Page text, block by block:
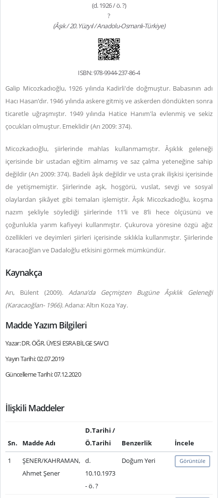
(d. 1926 / ö. ?)
?
(Âşık / 20. Yüzyıl / Anadolu-Osmanlı-Türkiye)
ISBN: 978-9944-237-86-4
Galip Micozkadıoğlu, 1926 yılında Kadirli'de doğmuştur. Babasının adı
Hacı Hasan’dır. 1946 yılında askere gitmiş ve askerden döndükten sonra
ticaretle uğraşmıştır. 1949 yılında Hatice Hanım'la evlenmiş ve sekiz
çocukları olmuştur. Emeklidir (Arı 2009: 374).
Micozkadıoğlu, şiirlerinde mahlas kullanmamıştır. Âşıklık geleneği
içerisinde bir ustadan eğitim almamış ve saz çalma yeteneğine sahip
değildir (Arı 2009: 374). Badeli âşık değildir ve usta çırak ilişkisi içerisinde
de yetişmemiştir. Şiirlerinde aşk, hoşgörü, vuslat, sevgi ve sosyal
olaylardan şikâyet gibi temaları işlemiştir. Âşık Micozkadıoğlu, koşma
nazım şekliyle söylediği şiirlerinde 11’li ve 8’li hece ölçüsünü ve
çoğunlukla yarım kafiyeyi kullanmıştır. Çukurova yöresine özgü ağız
özellikleri ve deyimleri şiirleri içerisinde sıklıkla kullanmıştır. Şiirlerinde
Karacaoğlan ve Dadaloğlu etkisini görmek mümkündür.
Kaynakça
Arı, Bülent (2009). Adana’da Geçmişten Bugüne Âşıklık Geleneği
(Karacaoğlan- 1966).Adana: Altın Koza Yay.
Madde Yazım Bilgileri
Yazar: DR. ÖĞR. ÜYESİ ESRA BİLGE SAVCI
Yayın Tarihi: 02.07.2019
Güncelleme Tarihi: 07.12.2020
İlişkili Maddeler
Sn. Madde Adı
D.Tarihi /
Ö.Tarihi
Benzerlik
İncele
1
ŞENER/KAHRAMAN,
Ahmet Şener
d.
10.10.1973
- ö. ?
Doğum Yeri Görüntüle